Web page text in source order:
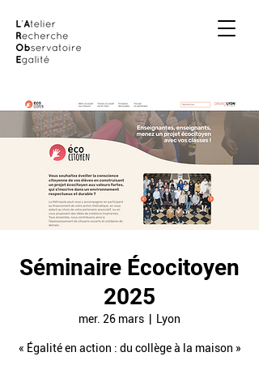
Séminaire Écocitoyen
2025
mer. 26 mars Lyon
« Égalité en action : du collège à la maison »